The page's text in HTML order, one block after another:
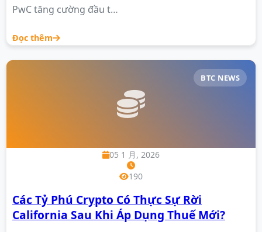
PwC tăng cường đầu t…
Đọc thêm
BTC NEWS
05 1 月, 2026
190
Các Tỷ Phú Crypto Có Thực Sự Rời
California Sau Khi Áp Dụng Thuế Mới?